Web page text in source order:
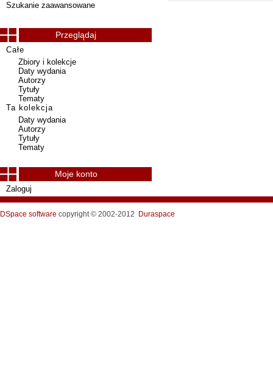
Szukanie zaawansowane
Przeglądaj
Całe
Zbiory i kolekcje
Daty wydania
Autorzy
Tytuły
Tematy
Ta kolekcja
Daty wydania
Autorzy
Tytuły
Tematy
Moje konto
Zaloguj
DSpace software copyright © 2002-2012 Duraspace